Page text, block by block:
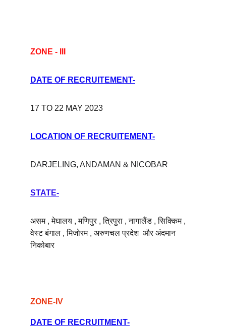
ZONE - III
DATE OF RECRUITEMENT-
17 TO 22 MAY 2023
LOCATION OF RECRUITEMENT-
DARJELING, ANDAMAN & NICOBAR
STATE-
असम , मेघालय , मणिपुर , त्रिपुरा , नागालैंड , सिक्किम ,
वेस्ट बंगाल , मिजोरम , अरुणचल प्रदेश  और अंदमान
निकोबार
ZONE-IV
DATE OF RECRUITMENT-